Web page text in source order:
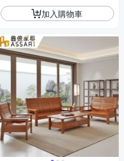
加入購物車